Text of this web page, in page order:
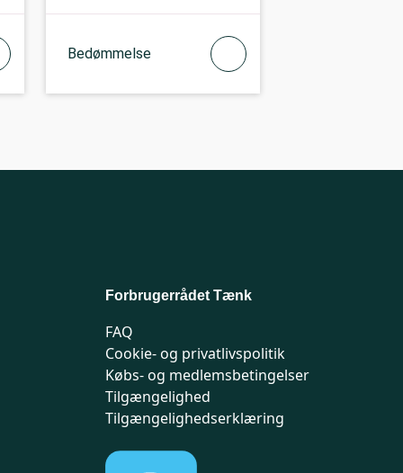
Bedømmelse
Forbrugerrådet Tænk
FAQ
Cookie- og privatlivspolitik
Købs- og medlemsbetingelser
Tilgængelighed
Tilgængelighedserklæring